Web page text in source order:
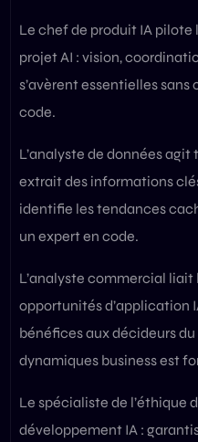
Le chef de produit IA pilote
projet AI : vision,
s’avèrent essentielles
code.
L’analyste de données
extrait des informations
identifie les tendances
un expert en code.
L’analyste commercial liait
opportunités d’application
bénéfices aux décideurs
dynamiques business est
Le spécialiste de l’éthique
développement IA :